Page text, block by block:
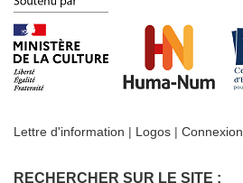
Lettre d'information | Logos | Connexion
RECHERCHER SUR LE SITE :